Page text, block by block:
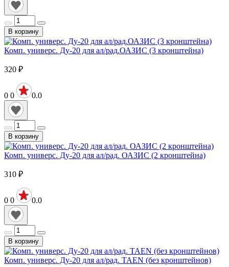
В корзину
Комп. универс. Ду-20 для ал/рад.ОАЗИС (3 кронштейна)
320 ₽
0 0 0.0
В корзину
Комп. универс. Ду-20 для ал/рад. ОАЗИС (2 кронштейна)
310 ₽
0 0 0.0
В корзину
Комп. универс. Ду-20 для ал/рад. TAEN (без кронштейнов)